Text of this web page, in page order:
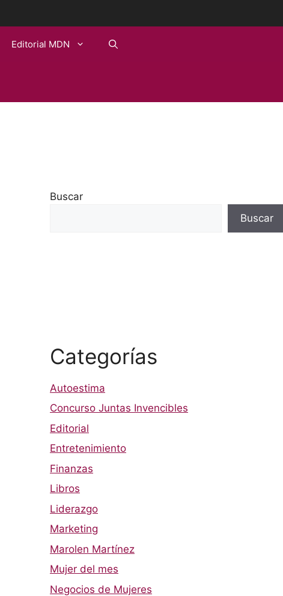
Editorial MDN
Buscar
Buscar
Categorías
Autoestima
Concurso Juntas Invencibles
Editorial
Entretenimiento
Finanzas
Libros
Liderazgo
Marketing
Marolen Martínez
Mujer del mes
Negocios de Mujeres